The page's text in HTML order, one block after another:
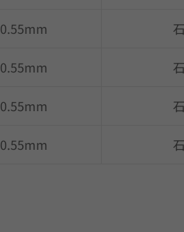
0.55mm 石
0.55mm 石
0.55mm 石
0.55mm 石